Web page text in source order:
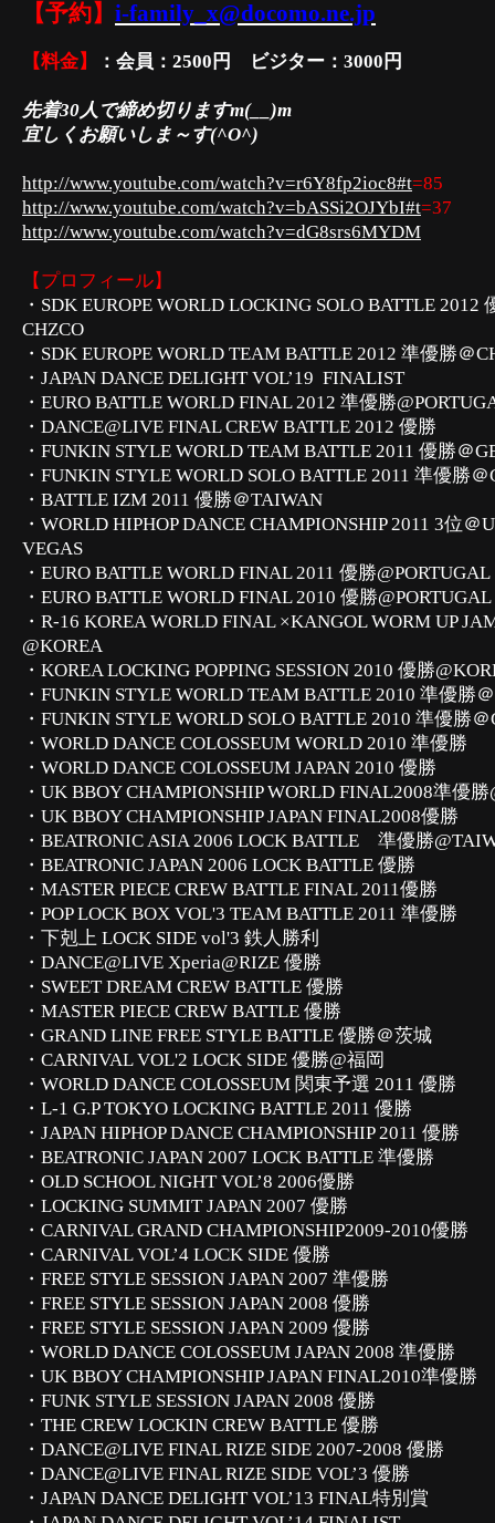
【予約】 i-family_x@docomo.ne.jp
【料金】 ：会員：2500円 ビジター：3000円
先着30人で締め切りますm(__)m
宜しくお願いしま～す(^O^)
http://www.youtube.com/watch?v=r6Y8fp2ioc8#t=85
http://www.youtube.com/watch?v=bASSi2OJYbI#t=37
http://www.youtube.com/watch?v=dG8srs6MYDM
【 プロフィール】
・SDK EUROPE WORLD LOCKING SOLO BATTLE 2012
CHZCO
・SDK EUROPE WORLD TEAM BATTLE 2012 準優勝＠
・JAPAN DANCE DELIGHT VOL’19 FINALIST
・EURO BATTLE WORLD FINAL 2012 準優勝
・DANCE@LIVE FINAL CREW BATTLE 2012 優勝
・FUNKIN STYLE WORLD TEAM BATTLE 2011 優勝＠
・FUNKIN STYLE WORLD SOLO BATTLE 2011 準優勝
・BATTLE IZM 2011 優勝＠TAIWAN
・WORLD HIPHOP DANCE CHAMPIONSHIP 2011 3位＠
VEGAS
・EURO BATTLE WORLD FINAL 2011 優勝@PORTUGAL
・EURO BATTLE WORLD FINAL 2010 優勝@PORTUGAL
・R-16 KOREA WORLD FINAL ×KANGOL WORM UP
@KOREA
・KOREA LOCKING POPPING SESSION 2010 優勝
・FUNKIN STYLE WORLD TEAM BATTLE 2010 準優勝
・FUNKIN STYLE WORLD SOLO BATTLE 2010 準優勝
・WORLD DANCE COLOSSEUM WORLD 2010 準優勝
・WORLD DANCE COLOSSEUM JAPAN 2010 優勝
・UK BBOY CHAMPIONSHIP WORLD FINAL2008準優
・UK BBOY CHAMPIONSHIP JAPAN FINAL2008優勝
・BEATRONIC ASIA 2006 LOCK BATTLE 準優勝
・BEATRONIC JAPAN 2006 LOCK BATTLE 優勝
・MASTER PIECE CREW BATTLE FINAL 2011優勝
・POP LOCK BOX VOL'3 TEAM BATTLE 2011 準優勝
・下剋上 LOCK SIDE vol'3 鉄人勝利
・DANCE@LIVE Xperia@RIZE 優勝
・SWEET DREAM CREW BATTLE 優勝
・MASTER PIECE CREW BATTLE 優勝
・GRAND LINE FREE STYLE BATTLE 優勝＠茨城
・CARNIVAL VOL'2 LOCK SIDE 優勝@福岡
・WORLD DANCE COLOSSEUM 関東予選 2011 優勝
・L-1 G.P TOKYO LOCKING BATTLE 2011 優勝
・JAPAN HIPHOP DANCE CHAMPIONSHIP 2011 優勝
・BEATRONIC JAPAN 2007 LOCK BATTLE 準優勝
・OLD SCHOOL NIGHT VOL’8 2006優勝
・LOCKING SUMMIT JAPAN 2007 優勝
・CARNIVAL GRAND CHAMPIONSHIP2009-2010優勝
・CARNIVAL VOL’4 LOCK SIDE 優勝
・FREE STYLE SESSION JAPAN 2007 準優勝
・FREE STYLE SESSION JAPAN 2008 優勝
・FREE STYLE SESSION JAPAN 2009 優勝
・WORLD DANCE COLOSSEUM JAPAN 2008 準優勝
・UK BBOY CHAMPIONSHIP JAPAN FINAL2010準優勝
・FUNK STYLE SESSION JAPAN 2008 優勝
・THE CREW LOCKIN CREW BATTLE 優勝
・DANCE@LIVE FINAL RIZE SIDE 2007-2008 優勝
・DANCE@LIVE FINAL RIZE SIDE VOL’3 優勝
・JAPAN DANCE DELIGHT VOL’13 FINAL特別賞